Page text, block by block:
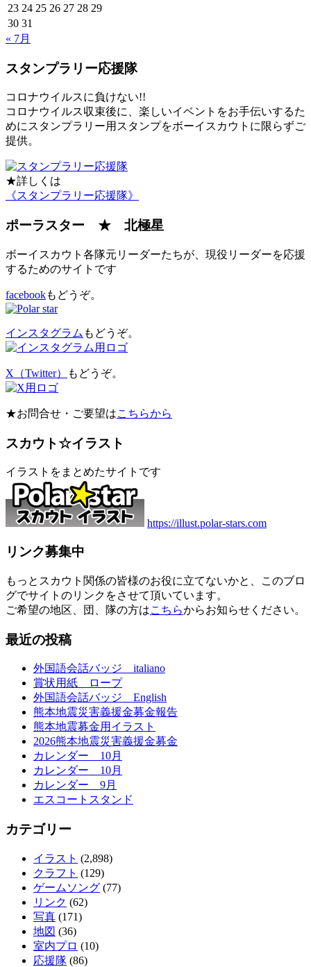
23 24 25 26 27 28 29
30 31
« 7月
スタンプラリー応援隊
コロナウイルスに負けない!!
コロナウイルス収束後に、楽しいイベントをお手伝いするた
めにスタンプラリー用スタンプをボーイスカウトに限らずご
提供。
★詳しくは
《スタンプラリー応援隊》
ポーラスター ★ 北極星
ボーイスカウト各隊元リーダーたちが、現役リーダーを応援
するためのサイトです
facebookもどうぞ。
インスタグラム もどうぞ。
X（Twitter） もどうぞ。
★お問合せ・ご要望はこちらから
スカウト☆イラスト
イラストをまとめたサイトです
https://illust.polar-stars.com
リンク募集中
もっとスカウト関係の皆様のお役に立てないかと、このブロ
グでサイトのリンクをさせて頂いています。
ご希望の地区、団、隊の方はこちらからお知らせください。
最近の投稿
外国語会話バッジ italiano
賞状用紙 ロープ
外国語会話バッジ English
熊本地震災害義援金募金報告
熊本地震募金用イラスト
2026熊本地震災害義援金募金
カレンダー 10月
カレンダー 10月
カレンダー 9月
エスコートスタンド
カテゴリー
イラスト (2,898)
クラフト (129)
ゲームソング (77)
リンク (62)
写真 (171)
地図 (36)
室内プロ (10)
応援隊 (86)